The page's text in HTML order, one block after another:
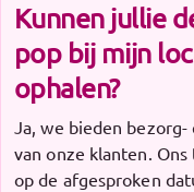
Kunnen jullie
pop bij mijn
ophalen?
Ja, we bieden
van onze klanten.
op de afgesproken